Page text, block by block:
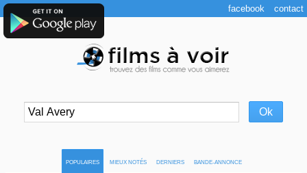
POPULAIRES MIEUX NOTÉS DERNIERS BANDE-ANNONCE
facebook contact